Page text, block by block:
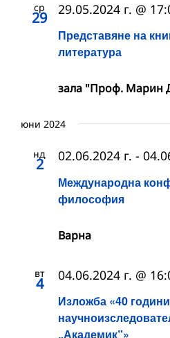
ср
29
Представяне на
литература
29.05.2024 г. @
зала "Проф. Марин
юни 2024
нд
2
Международна
философия
02.06.2024 г. -
Варна
вт
4
Изложба «40 години
„Академик”»
04.06.2024 г. @